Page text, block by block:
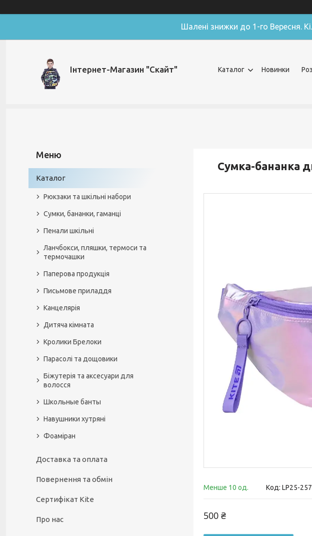
Шалені знижки до 1-го Вересня.
Інтернет-Магазин "Скайт" Каталог Новинки
Сумка-бананка
Менше 10 од. Код: LP25-
500 ₴
Каталог
Рюкзаки та шкільні набори
Сумки, бананки, гаманці
Пенали шкільні
Ланчбокси, пляшки, термоси та
термочашки
Паперова продукція
Письмове приладдя
Канцелярія
Дитяча кімната
Кролики Брелоки
Парасолі та дощовики
Біжутерія та аксесуари для
волосся
Школьные банты
Навушники хутряні
Фоаміран
Доставка та оплата
Повернення та обмін
Сертифікат Kite
Про нас